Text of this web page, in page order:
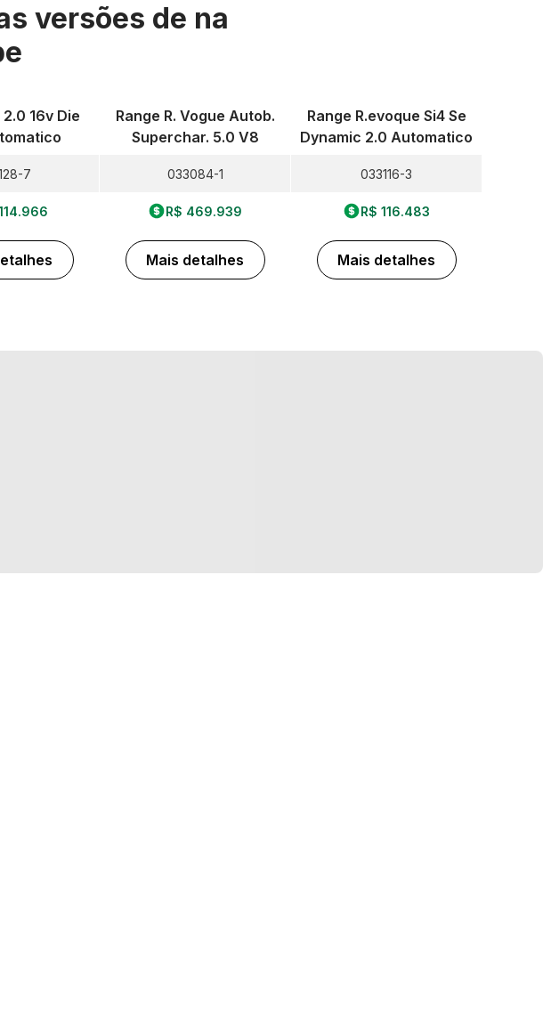
versões de na
16v Die
7
Range R. Vogue Autob.
Superchar. 5.0 V8
033084-1
R$ 469.939
Mais detalhes
Range R.evoque Si4 Se
Dynamic 2.0 Automatico
033116-3
R$ 116.483
Mais detalhes